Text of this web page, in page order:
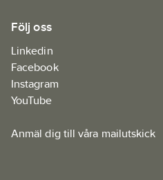
Följ oss
Linkedin
Facebook
Instagram
YouTube
Anmäl dig till våra mailutskick